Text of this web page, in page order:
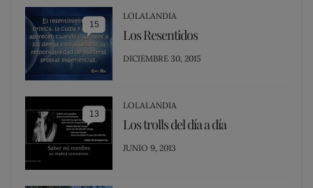
15
LOLALANDIA
Los Resentidos
POSTED
DICIEMBRE 30, 2015
13
LOLALANDIA
Los trolls del día a día
POSTED
JUNIO 9, 2013